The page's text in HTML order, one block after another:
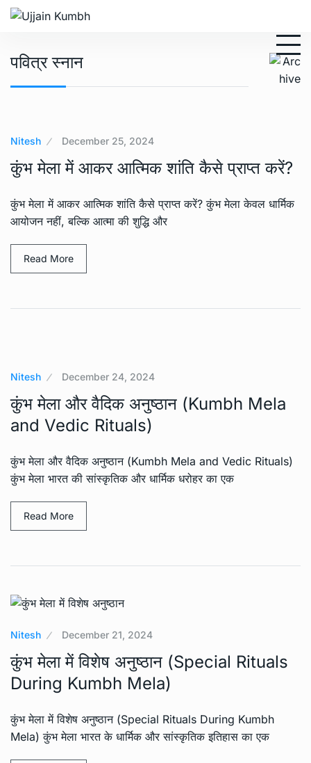
पवित्र स्नान
Nitesh December 25, 2024
कुंभ मेला में आकर आत्मिक शांति कैसे प्राप्त करें?
कुंभ मेला में आकर आत्मिक शांति कैसे प्राप्त करें? कुंभ मेला केवल धार्मिक
आयोजन नहीं, बल्कि आत्मा की शुद्धि और
Read More
Nitesh December 24, 2024
कुंभ मेला और वैदिक अनुष्ठान (Kumbh Mela
and Vedic Rituals)
कुंभ मेला और वैदिक अनुष्ठान (Kumbh Mela and Vedic Rituals)
कुंभ मेला भारत की सांस्कृतिक और धार्मिक धरोहर का एक
Read More
Nitesh December 21, 2024
कुंभ मेला में विशेष अनुष्ठान (Special Rituals
During Kumbh Mela)
कुंभ मेला में विशेष अनुष्ठान (Special Rituals During Kumbh
Mela) कुंभ मेला भारत के धार्मिक और सांस्कृतिक इतिहास का एक